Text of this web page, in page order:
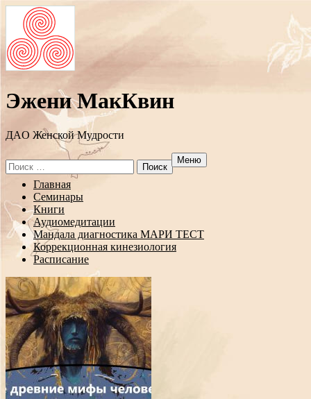
Эжени МакКвин
ДAO Женской Мудрости
Search
for:
Меню
Перейти
содержанию
Главная
Семинары
Книги
Аудиомедитации
Мандала диагностика МАРИ ТЕСТ
Коррекционная кинезиология
Расписание